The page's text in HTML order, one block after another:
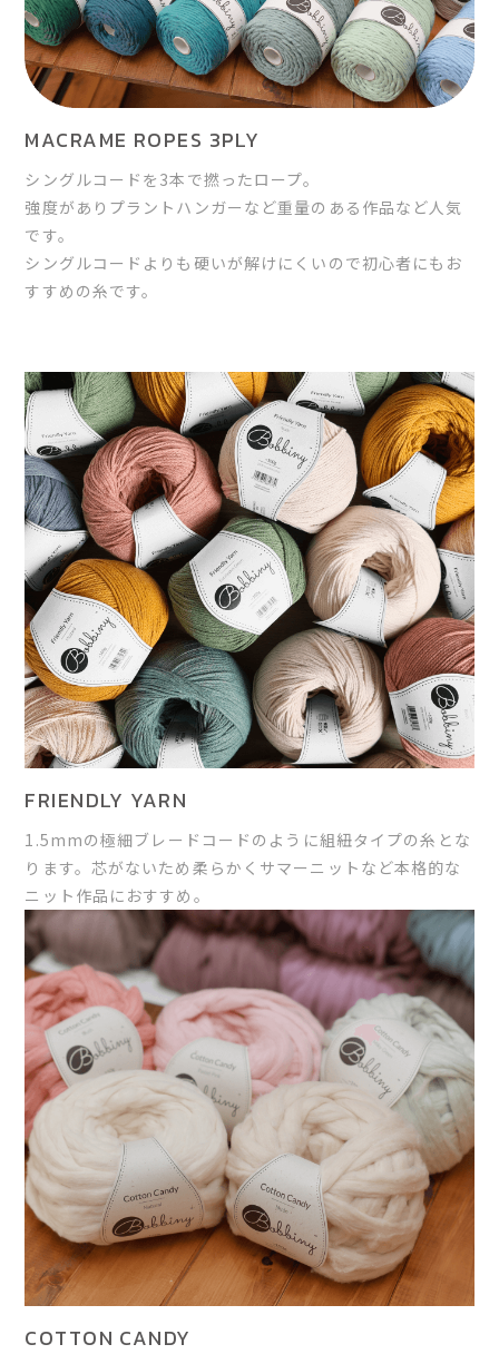
MACRAME ROPES 3PLY
シングルコードを3本で撚ったロープ。
強度がありプラントハンガーなど重量のある作品など人気
です。
シングルコードよりも硬いが解けにくいので初心者にもお
すすめの糸です。
FRIENDLY YARN
1.5mmの極細ブレードコードのように組紐タイプの糸とな
ります。芯がないため柔らかくサマーニットなど本格的な
ニット作品におすすめ。
COTTON CANDY